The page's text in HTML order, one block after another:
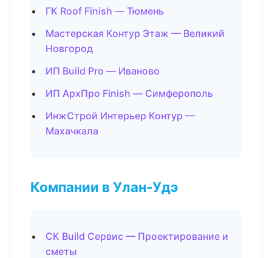
ГК Roof Finish — Тюмень
Мастерская Контур Этаж — Великий
Новгород
ИП Build Pro — Иваново
ИП АрхПро Finish — Симферополь
ИнжСтрой Интерьер Контур —
Махачкала
Компании в Улан-Удэ
СК Build Сервис — Проектирование и
сметы